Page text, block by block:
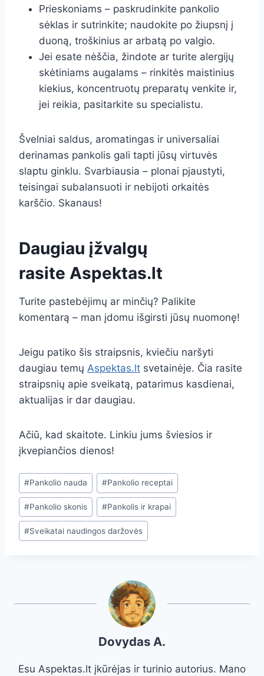
Prieskoniams – paskrudinkite pankolio
sėklas ir sutrinkite; naudokite po žiupsnį į
duoną, troškinius ar arbatą po valgio.
Jei esate nėščia, žindote ar turite alergijų
skėtiniams augalams – rinkitės maistinius
kiekius, koncentruotų preparatų venkite ir,
jei reikia, pasitarkite su specialistu.
Švelniai saldus, aromatingas ir universaliai
derinamas pankolis gali tapti jūsų virtuvės
slaptu ginklu. Svarbiausia – plonai pjaustyti,
teisingai subalansuoti ir nebijoti orkaitės
karščio. Skanaus!
Daugiau įžvalgų
rasite Aspektas.lt
Turite pastebėjimų ar minčių? Palikite
komentarą – man įdomu išgirsti jūsų nuomonę!
Jeigu patiko šis straipsnis, kviečiu naršyti
daugiau temų Aspektas.lt svetainėje. Čia rasite
straipsnių apie sveikatą, patarimus kasdienai,
aktualijas ir dar daugiau.
Ačiū, kad skaitote. Linkiu jums šviesios ir
įkvepiančios dienos!
Post
Tags:
#Pankolio nauda #Pankolio receptai
#Pankolio skonis #Pankolis ir krapai
#Sveikatai naudingos daržovės
Dovydas A.
Esu Aspektas.lt įkūrėjas ir turinio autorius. Mano